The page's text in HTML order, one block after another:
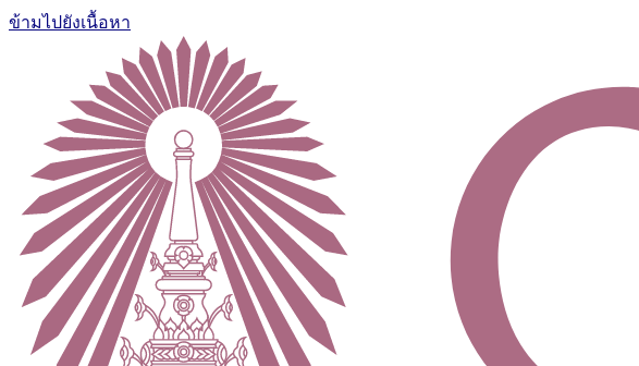
ข้ามไปยังเนื้อหา